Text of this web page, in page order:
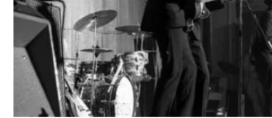
PODPISY
AUTOMOBILY